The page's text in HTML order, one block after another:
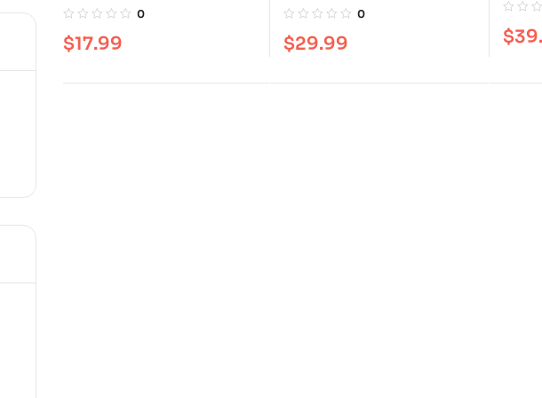
0
$17.99
compacta, letra grande
0
$29.99 $